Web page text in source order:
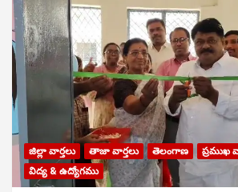
జిల్లా వార్తలు తాజా వార్తలు తెలంగాణ
ప్రముఖ
విద్య & ఉద్యోగము